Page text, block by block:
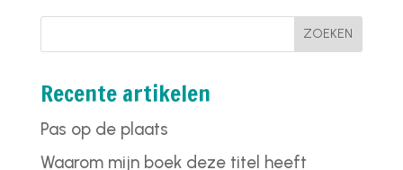
ZOEKEN
Recente artikelen
Pas op de plaats
Waarom mijn boek deze titel heeft